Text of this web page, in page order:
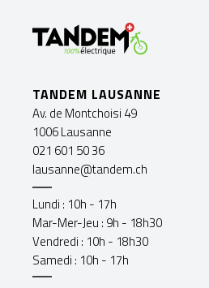
TANDEM LAUSANNE
Av. de Montchoisi 49
1006 Lausanne
021 601 50 36
lausanne@tandem.ch
Lundi : 10h - 17h
Mar-Mer-Jeu : 9h - 18h30
Vendredi : 10h - 18h30
Samedi : 10h - 17h